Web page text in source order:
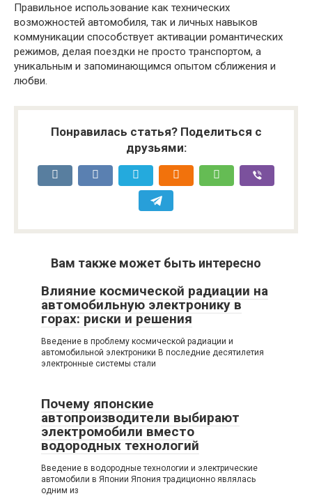
Правильное использование как технических
возможностей автомобиля, так и личных навыков
коммуникации способствует активации романтических
режимов, делая поездки не просто транспортом, а
уникальным и запоминающимся опытом сближения и
любви.
Понравилась статья? Поделиться с
друзьями:
Вам также может быть интересно
Влияние космической радиации на
автомобильную электронику в
горах: риски и решения
Введение в проблему космической радиации и
автомобильной электроники В последние десятилетия
электронные системы стали
Почему японские
автопроизводители выбирают
электромобили вместо
водородных технологий
Введение в водородные технологии и электрические
автомобили в Японии Япония традиционно являлась
одним из